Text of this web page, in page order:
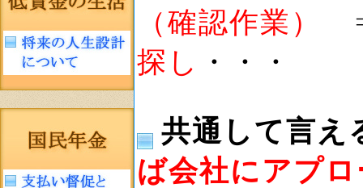
（確認作業）
探し ・・・
共通して言
ば会社にアプ